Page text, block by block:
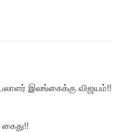
இலங்கைக்கு விஜயம்!!